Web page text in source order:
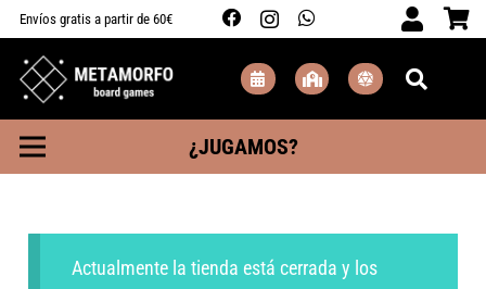
Envíos gratis a partir de 60€
¿JUGAMOS?
Actualmente la tienda está cerrada y los